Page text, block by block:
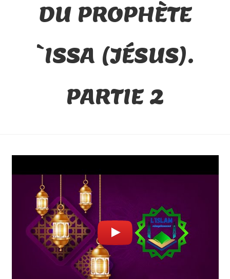
DU PROPHÈTE
`ISSA (JÉSUS).
PARTIE 2